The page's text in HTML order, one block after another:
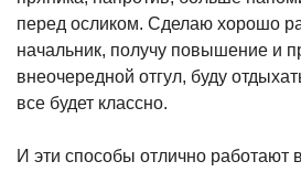
перед осликом. Сделаю хорошо
начальник, получу повышение и
внеочередной отгул, буду
все будет классно.
И эти способы отлично работают